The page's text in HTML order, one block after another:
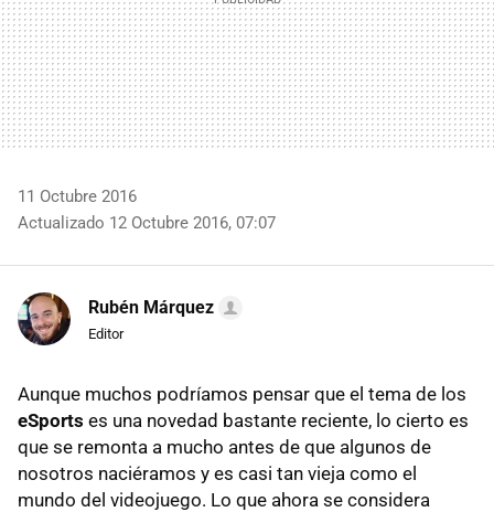
11 Octubre 2016
Actualizado 12 Octubre 2016, 07:07
Rubén Márquez
Editor
Aunque muchos podríamos pensar que el tema de los
eSports es una novedad bastante reciente, lo cierto es
que se remonta a mucho antes de que algunos de
nosotros naciéramos y es casi tan vieja como el
mundo del videojuego. Lo que ahora se considera